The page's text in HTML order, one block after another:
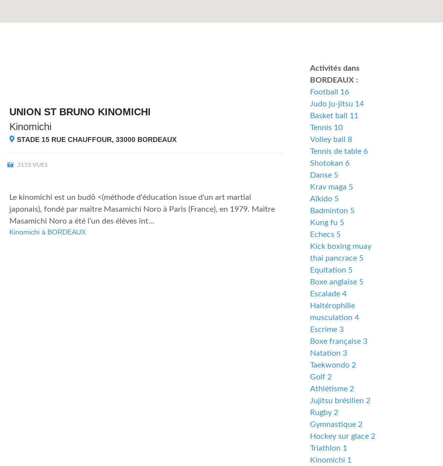
UNION ST BRUNO KINOMICHI
Kinomichi
STADE 15 RUE CHAUFFOUR, 33000 BORDEAUX
3153 VUES
Le kinomichi est un budō <(méthode d'éducation issue d'un art martial
japonais), fondé par maître Masamichi Noro à Paris (France), en 1979. Maître
Masamichi Noro a été l’un des élèves int...
Kinomichi à BORDEAUX
Activités dans
BORDEAUX :
Football 16
Judo ju-jitsu 14
Basket ball 11
Tennis 10
Volley ball 8
Tennis de table 6
Shotokan 6
Danse 5
Krav maga 5
Aïkido 5
Badminton 5
Kung fu 5
Echecs 5
Kick boxing muay
thai pancrace 5
Equitation 5
Boxe anglaise 5
Escalade 4
Haltérophilie
musculation 4
Escrime 3
Boxe française 3
Natation 3
Taekwondo 2
Golf 2
Athlétisme 2
Jujitsu brésilien 2
Rugby 2
Gymnastique 2
Hockey sur glace 2
Triathlon 1
Kinomichi 1